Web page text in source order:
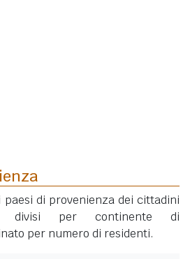
di provenienza dei cittadini
divisi per continente di
per numero di residenti.